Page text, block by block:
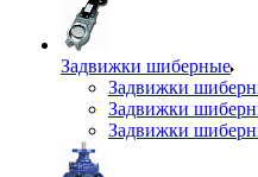
Задвижки шиберные
Задвижки
Задвижки
Задвижки